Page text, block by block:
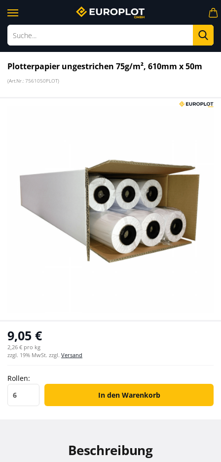
Plotterpapier ungestrichen 75g/m², 610mm x 50m
(Art.Nr.: 7561050PLOT)
9,05 €
2,26 € pro kg
zzgl. 19% MwSt. zzgl. Versand
Rollen:
In den Warenkorb
Beschreibung